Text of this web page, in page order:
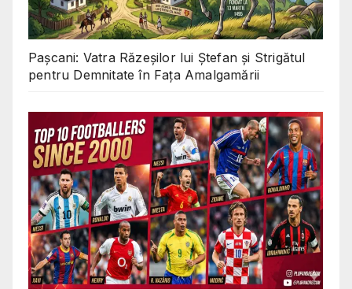
Pașcani: Vatra Răzeșilor lui Ștefan și Strigătul
pentru Demnitate în Fața Amalgamării